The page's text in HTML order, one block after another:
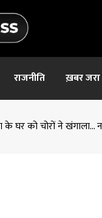
राजनीति ख़बर
घर को चोरों ने खंगाला…